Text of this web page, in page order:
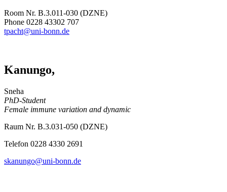
Room Nr. B.3.011-030 (DZNE)
Phone 0228 43302 707
tpacht@uni-bonn.de
Kanungo,
Sneha
PhD-Student
Female immune variation and dynamic
Raum Nr. B.3.031-050 (DZNE)
Telefon 0228 4330 2691
skanungo@uni-bonn.de